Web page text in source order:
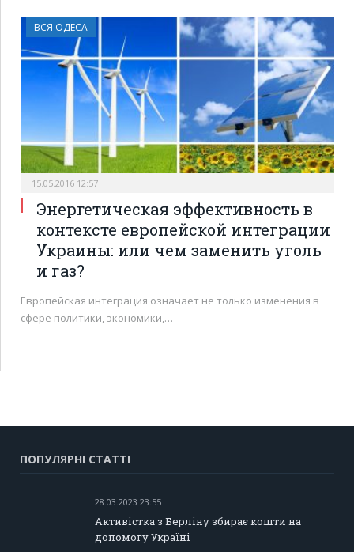
ВСЯ ОДЕСА
15.05.2016 12:57
Энергетическая эффективность в
контексте европейской интеграции
Украины: или чем заменить уголь
и газ?
Европейская интеграция означает не только изменения в
сфере политики, экономики,…
ПОПУЛЯРНІ СТАТТІ
28.03.2023 23:55
Активістка з Берліну збирає кошти на
допомогу Україні